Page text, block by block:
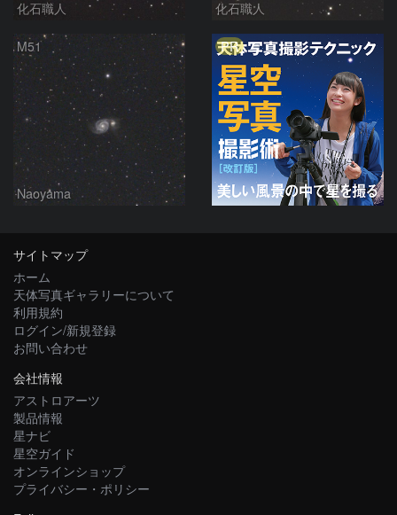
化石職人 化石職人
M51
Naoyama
PR
サイトマップ
ホーム
天体写真ギャラリーについて
利用規約
ログイン/新規登録
お問い合わせ
会社情報
アストロアーツ
製品情報
星ナビ
星空ガイド
オンラインショップ
プライバシー・ポリシー